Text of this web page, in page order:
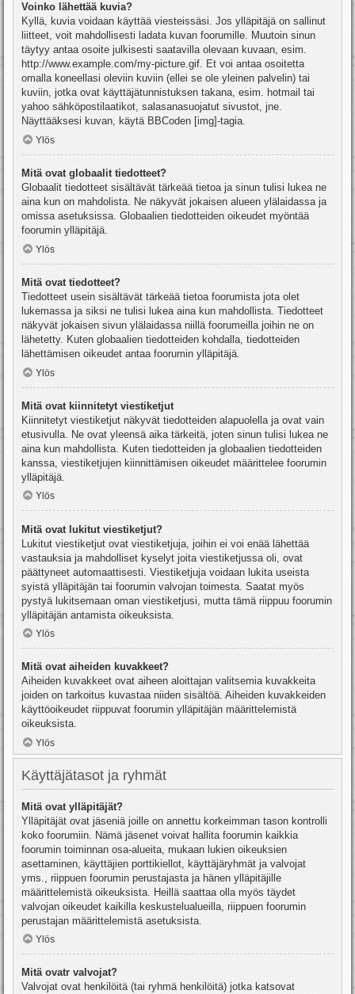
Voinko lähettää kuvia?
Kyllä, kuvia voidaan käyttää viesteissäsi. Jos ylläpitäjä on sallinut
liitteet, voit mahdollisesti ladata kuvan foorumille. Muutoin sinun
täytyy antaa osoite julkisesti saatavilla olevaan kuvaan, esim.
http://www.example.com/my-picture.gif. Et voi antaa osoitetta
omalla koneellasi oleviin kuviin (ellei se ole yleinen palvelin) tai
kuviin, jotka ovat käyttäjätunnistuksen takana, esim. hotmail tai
yahoo sähköpostilaatikot, salasanasuojatut sivustot, jne.
Näyttääksesi kuvan, käytä BBCoden [img]-tagia.
Ylös
Mitä ovat globaalit tiedotteet?
Globaalit tiedotteet sisältävät tärkeää tietoa ja sinun tulisi lukea ne
aina kun on mahdolista. Ne näkyvät jokaisen alueen ylälaidassa ja
omissa asetuksissa. Globaalien tiedotteiden oikeudet myöntää
foorumin ylläpitäjä.
Ylös
Mitä ovat tiedotteet?
Tiedotteet usein sisältävät tärkeää tietoa foorumista jota olet
lukemassa ja siksi ne tulisi lukea aina kun mahdollista. Tiedotteet
näkyvät jokaisen sivun ylälaidassa niillä foorumeilla joihin ne on
lähetetty. Kuten globaalien tiedotteiden kohdalla, tiedotteiden
lähettämisen oikeudet antaa foorumin ylläpitäjä.
Ylös
Mitä ovat kiinnitetyt viestiketjut
Kiinnitetyt viestiketjut näkyvät tiedotteiden alapuolella ja ovat vain
etusivulla. Ne ovat yleensä aika tärkeitä, joten sinun tulisi lukea ne
aina kun mahdollista. Kuten tiedotteiden ja globaalien tiedotteiden
kanssa, viestiketjujen kiinnittämisen oikeudet määrittelee foorumin
ylläpitäjä.
Ylös
Mitä ovat lukitut viestiketjut?
Lukitut viestiketjut ovat viestiketjuja, joihin ei voi enää lähettää
vastauksia ja mahdolliset kyselyt joita viestiketjussa oli, ovat
päättyneet automaattisesti. Viestiketjuja voidaan lukita useista
syistä ylläpitäjän tai foorumin valvojan toimesta. Saatat myös
pystyä lukitsemaan oman viestiketjusi, mutta tämä riippuu foorumin
ylläpitäjän antamista oikeuksista.
Ylös
Mitä ovat aiheiden kuvakkeet?
Aiheiden kuvakkeet ovat aiheen aloittajan valitsemia kuvakkeita
joiden on tarkoitus kuvastaa niiden sisältöä. Aiheiden kuvakkeiden
käyttöoikeudet riippuvat foorumin ylläpitäjän määrittelemistä
oikeuksista.
Ylös
Käyttäjätasot ja ryhmät
Mitä ovat ylläpitäjät?
Ylläpitäjät ovat jäseniä joille on annettu korkeimman tason kontrolli
koko foorumiin. Nämä jäsenet voivat hallita foorumin kaikkia
foorumin toiminnan osa-alueita, mukaan lukien oikeuksien
asettaminen, käyttäjien porttikiellot, käyttäjäryhmät ja valvojat
yms., riippuen foorumin perustajasta ja hänen ylläpitäjille
määrittelemistä oikeuksista. Heillä saattaa olla myös täydet
valvojan oikeudet kaikilla keskustelualueilla, riippuen foorumin
perustajan määrittelemistä asetuksista.
Ylös
Mitä ovatr valvojat?
Valvojat ovat henkilöitä (tai ryhmä henkilöitä) jotka katsovat